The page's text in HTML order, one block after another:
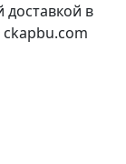
доставкой в